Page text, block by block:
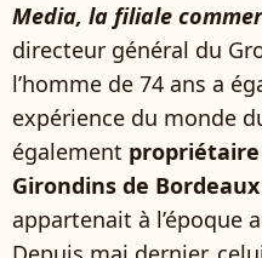
Media, la filiale
directeur général du
l’homme de 74 ans a
expérience du monde
également
Girondins de Bordeaux
appartenait à l’époque